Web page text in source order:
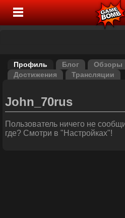
Профиль Блог Обзоры
Достижения
Трансляции
John_70rus
Пользователь ничего не
где? Смотри в "Настройках"!